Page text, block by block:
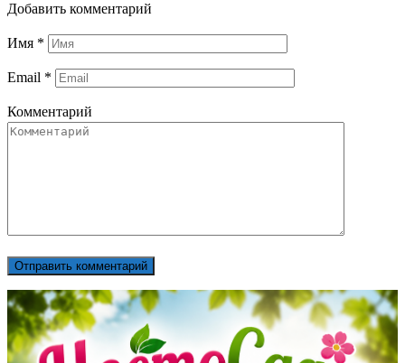
Добавить комментарий
Имя *
Email *
Комментарий